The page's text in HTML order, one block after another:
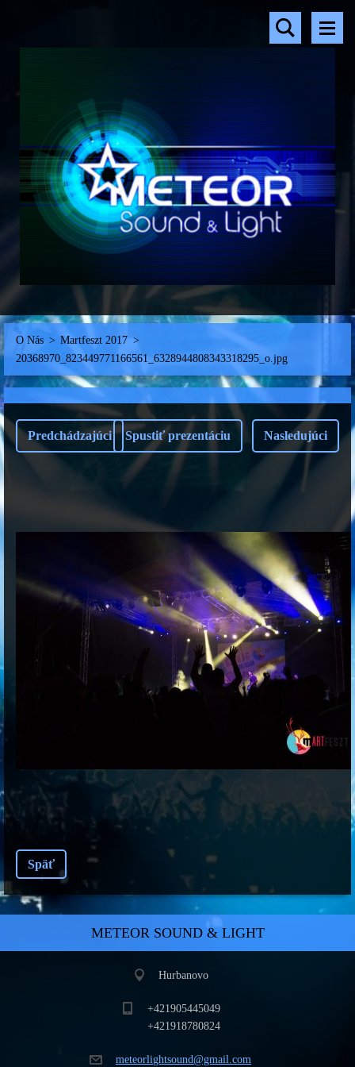
O Nás > Martfeszt 2017 >
20368970_823449771166561_6328944808343318295_o.jpg
Predchádzajúci Spustiť prezentáciu Nasledujúci
Späť
METEOR SOUND & LIGHT
Hurbanovo
+421905445049
+421918780824
meteorlightsound@gmail.com